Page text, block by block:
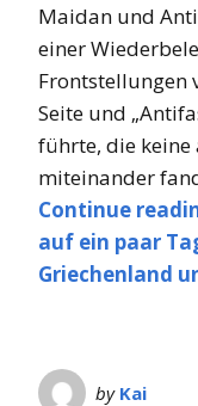
Maidan und
einer
Frontstellungen
Seite und
führte, die keine
miteinander
Continue
auf ein paar
Griechenland
by Kai